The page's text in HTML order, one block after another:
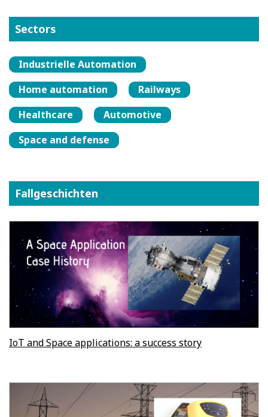
Sectors
Industrielle Automation
Home automation
Railways
Healthcare
Automotive
Space and defense
Fallgeschichten
IoT and Space applications: a success story